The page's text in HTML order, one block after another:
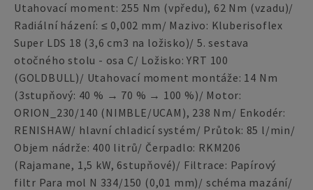
Utahovací moment: 255 Nm (vpředu), 62 Nm (vzadu)/
Radiální házení: ≤ 0,002 mm/ Mazivo: Kluberisoflex
Super LDS 18 (3,6 cm3 na ložisko)/ 5. sestava
otočného stolu - osa C/ Ložisko: YRT 100
(GOLDBULL)/ Utahovací moment montáže: 14 Nm
(3stupňový: 40 % → 70 % → 100 %)/ Motor:
ORION_230/140 (NIMBLE/UCAM), 238 Nm/ Enkodér:
RENISHAW/ hlavní chladicí systém/ Průtok: 85 l/min/
Objem nádrže: 400 litrů/ Čerpadlo: RKM206
(Rajamane, 1,5 kW, 6stupňové)/ Filtrace: Papírový
filtr Para mol N 334/150 (0,01 mm)/ schéma mazání/